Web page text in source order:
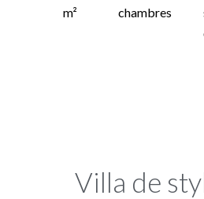
m²
chambres
Villa de